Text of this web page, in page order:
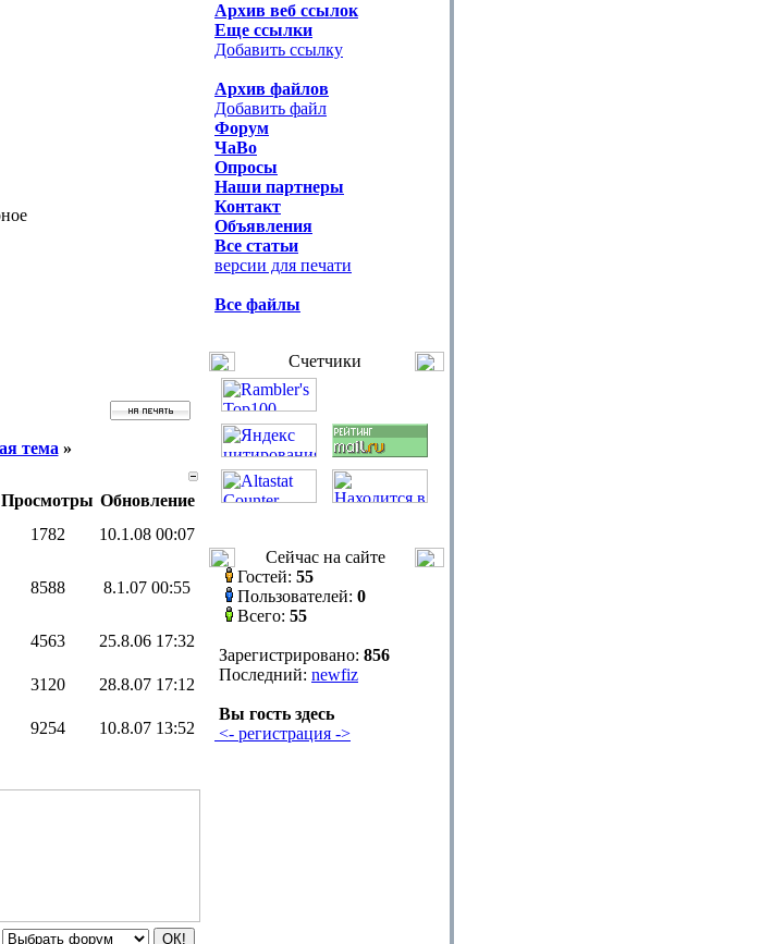
тема »
Просмотры Обновление
1782
10.1.08 00:07
8588 8.1.07 00:55
4563
25.8.06 17:32
3120
28.8.07 17:12
9254 10.8.07 13:52
Архив веб ссылок
Еще ссылки
Добавить ссылку
Архив файлов
Добавить файл
Форум
ЧаВо
Опросы
Наши партнеры
Контакт
Объявления
Все статьи
версии для печати
Все файлы
Счетчики
Сейчас на сайте
Гостей: 55
Пользователей: 0
Всего: 55
Зарегистрировано: 856
Последний: newfiz
Вы гость здесь
<- регистрация ->